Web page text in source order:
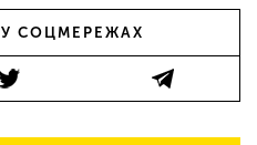
СОЦМЕРЕЖАХ